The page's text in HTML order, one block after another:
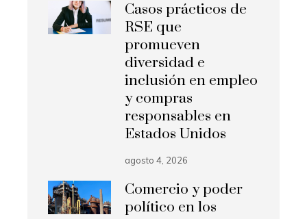
Casos prácticos de
RSE que
promueven
diversidad e
inclusión en empleo
y compras
responsables en
Estados Unidos
agosto 4, 2026
Comercio y poder
político en los